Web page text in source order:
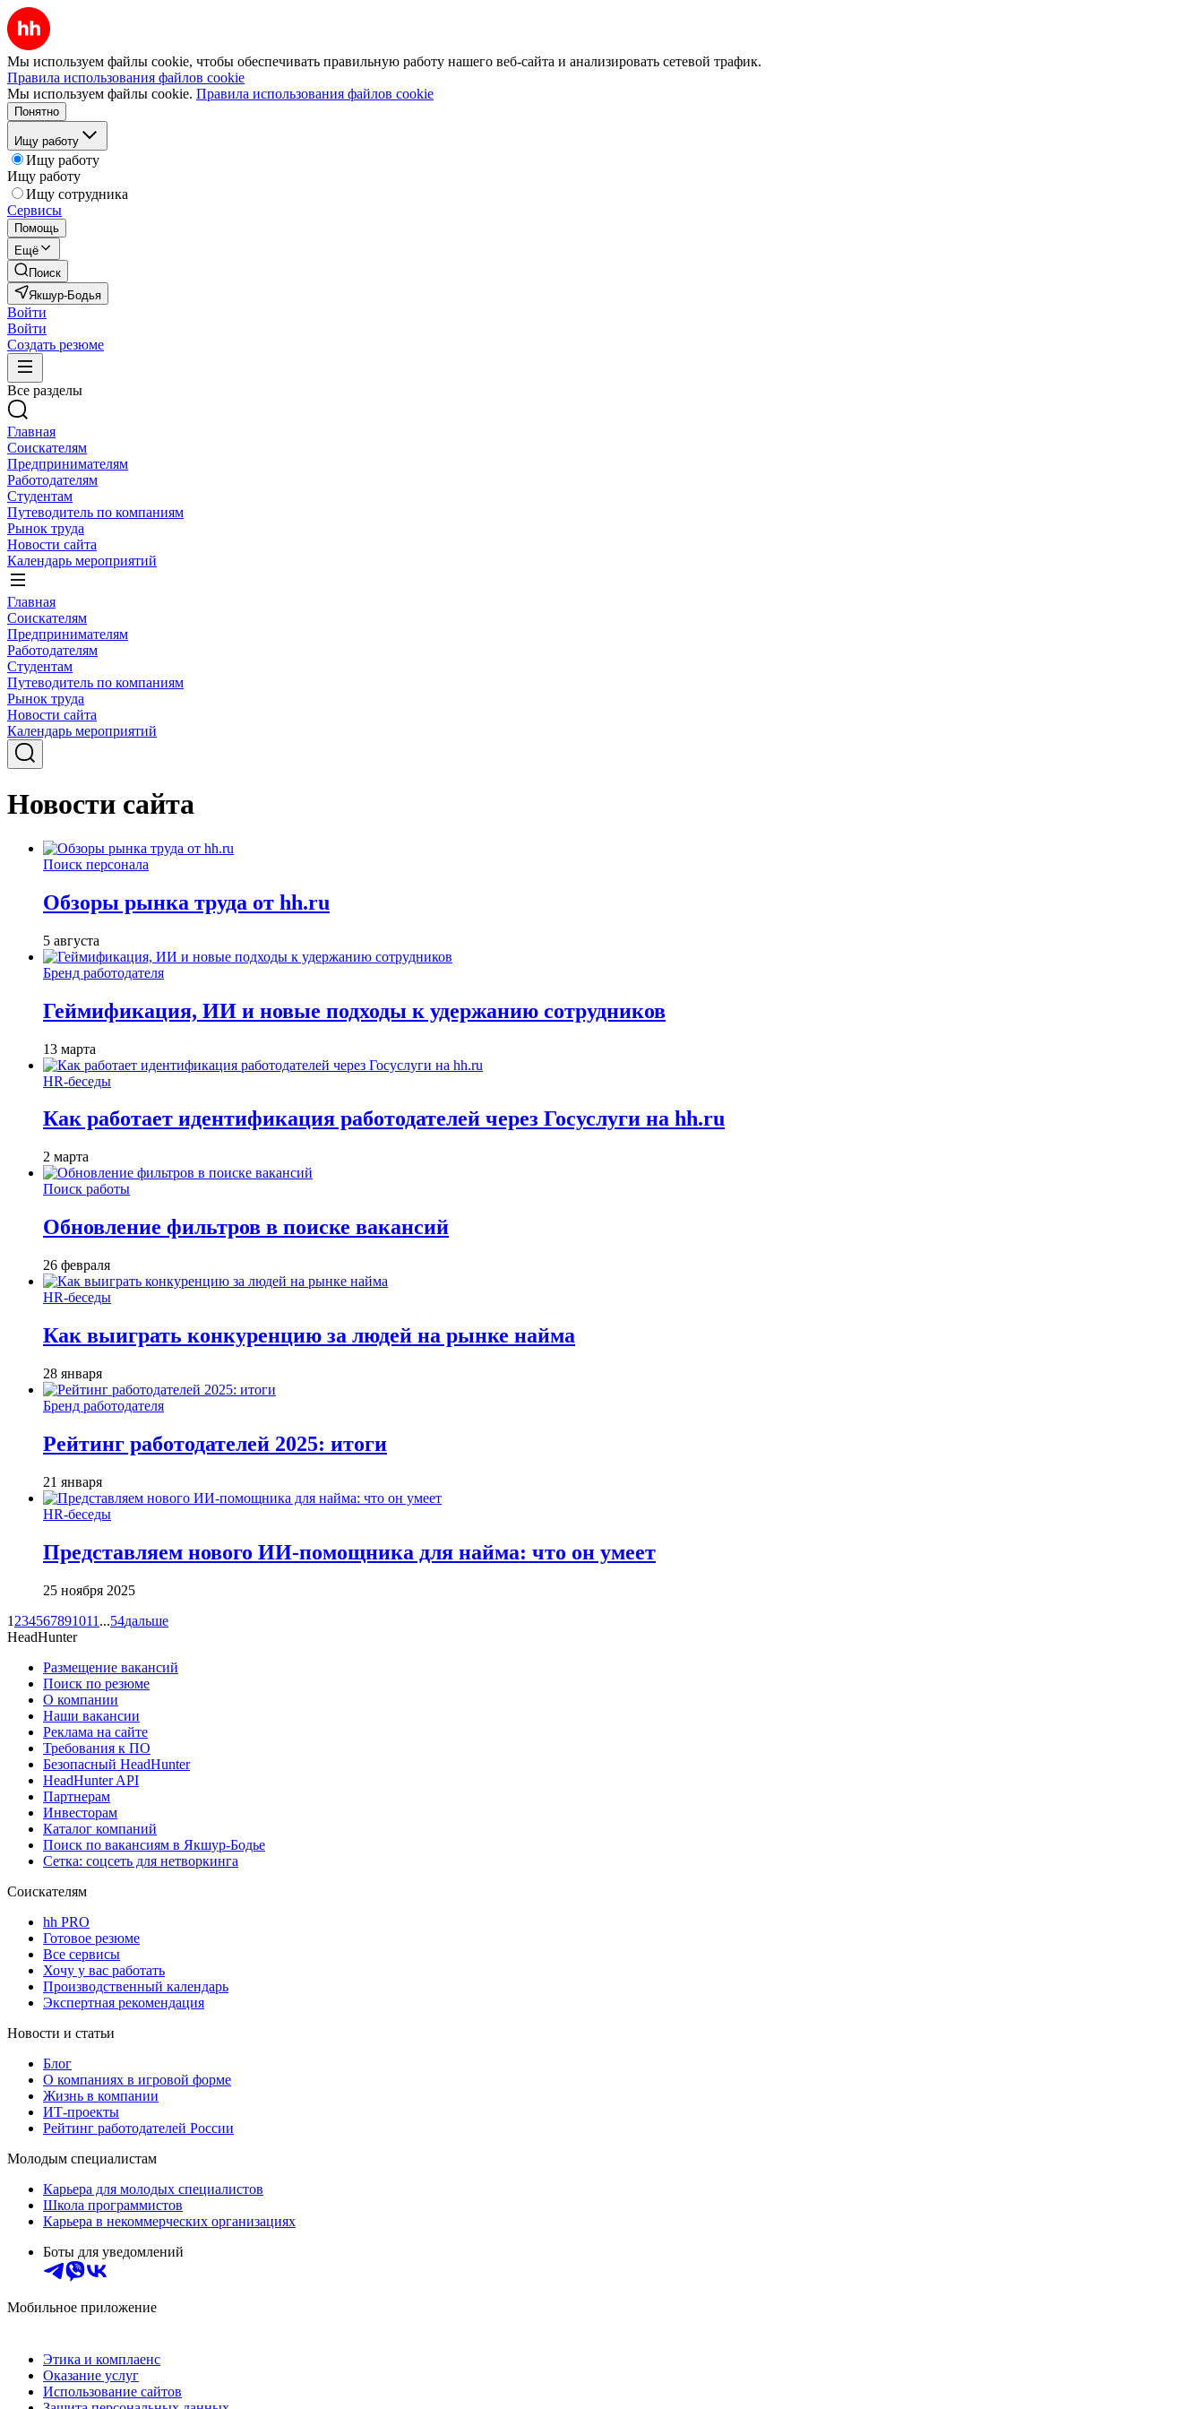
Мы используем файлы cookie, чтобы обеспечивать правильную работу нашего веб-сайта и анализировать сетевой трафик.
Правила использования файлов cookie
Мы используем файлы cookie. Правила использования файлов cookie
Понятно
Ищу работу
Ищу работу
Ищу работу
Ищу сотрудника
Сервисы
Помощь
Ещё
Поиск
Якшур-Бодья
Войти
Войти
Создать резюме
Все разделы
Главная
Соискателям
Предпринимателям
Работодателям
Студентам
Путеводитель по компаниям
Рынок труда
Новости сайта
Календарь мероприятий
Главная
Соискателям
Предпринимателям
Работодателям
Студентам
Путеводитель по компаниям
Рынок труда
Новости сайта
Календарь мероприятий
Новости сайта
Поиск персонала
Обзоры рынка труда от hh.ru
5 августа
Бренд работодателя
Геймификация, ИИ и новые подходы к удержанию сотрудников
13 марта
HR-беседы
Как работает идентификация работодателей через Госуслуги на hh.ru
2 марта
Поиск работы
Обновление фильтров в поиске вакансий
26 февраля
HR-беседы
Как выиграть конкуренцию за людей на рынке найма
28 января
Бренд работодателя
Рейтинг работодателей 2025: итоги
21 января
HR-беседы
Представляем нового ИИ-помощника для найма: что он умеет
25 ноября 2025
1 234567891011 ...54дальше
HeadHunter
Размещение вакансий
Поиск по резюме
О компании
Наши вакансии
Реклама на сайте
Требования к ПО
Безопасный HeadHunter
HeadHunter API
Партнерам
Инвесторам
Каталог компаний
Поиск по вакансиям в Якшур-Бодье
Сетка: соцсеть для нетворкинга
Соискателям
hh PRO
Готовое резюме
Все сервисы
Хочу у вас работать
Производственный календарь
Экспертная рекомендация
Новости и статьи
Блог
О компаниях в игровой форме
Жизнь в компании
ИТ-проекты
Рейтинг работодателей России
Молодым специалистам
Карьера для молодых специалистов
Школа программистов
Карьера в некоммерческих организациях
Боты для уведомлений
Мобильное приложение
Этика и комплаенс
Оказание услуг
Использование сайтов